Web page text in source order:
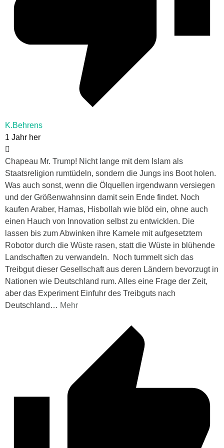
K.Behrens
1 Jahr her
Chapeau Mr. Trump! Nicht lange mit dem Islam als
Staatsreligion rumtüdeln, sondern die Jungs ins Boot holen.
Was auch sonst, wenn die Ölquellen irgendwann versiegen
und der Größenwahnsinn damit sein Ende findet. Noch
kaufen Araber, Hamas, Hisbollah wie blöd ein, ohne auch
einen Hauch von Innovation selbst zu entwicklen. Die
lassen bis zum Abwinken ihre Kamele mit aufgesetztem
Robotor durch die Wüste rasen, statt die Wüste in blühende
Landschaften zu verwandeln. Noch tummelt sich das
Treibgut dieser Gesellschaft aus deren Ländern bevorzugt in
Nationen wie Deutschland rum. Alles eine Frage der Zeit,
aber das Experiment Einfuhr des Treibguts nach
Deutschland … Mehr